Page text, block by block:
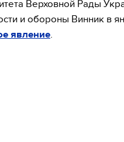
Верховной Рады
и обороны Винник в
явление